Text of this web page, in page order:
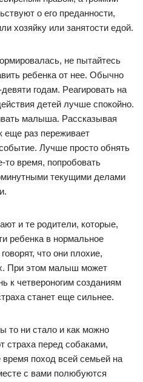
о его преданности,
хозяйку или занятости едой.
не пытайтесь
ребенка от нее. Обычно
годам. Peaгировать на
детей лучше спокойно.
малыша. Рассказывая
еще раз переживает
Лучше просто обнять
время, попробовать
текущими делами
и те родители, которые,
ребенка в нормальное
что они плохие,
При этом малыш может
к четвероногим созданиям
станет еще сильнее.
то ни стало и как можно
страха перед собаками,
поход всей семьей на
с вами полюбуются